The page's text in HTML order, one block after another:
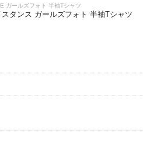
ガールズフォト 半袖Tシャツ
タンス ガールズフォト 半袖Tシャツ